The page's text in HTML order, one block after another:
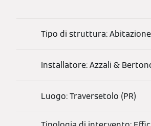
Tipo di struttura:
Installatore: Azzali &
Luogo: Traversetolo (PR)